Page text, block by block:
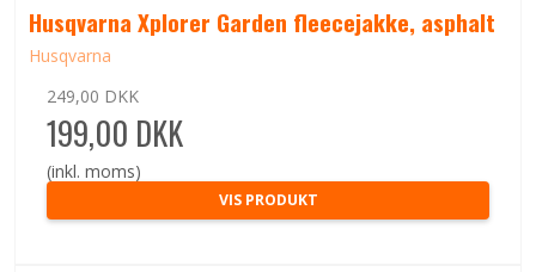
Husqvarna Xplorer Garden fleecejakke, asphalt
Husqvarna
249,00 DKK
199,00 DKK
(inkl. moms)
VIS PRODUKT